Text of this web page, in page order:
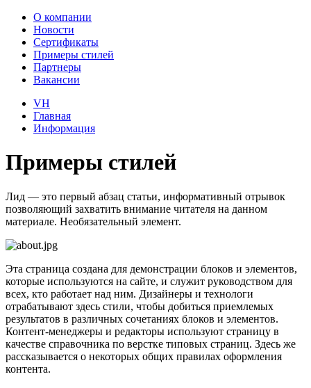
О компании
Новости
Сертификаты
Примеры стилей
Партнеры
Вакансии
VH
Главная
Информация
Примеры стилей
Лид — это первый абзац статьи, информативный отрывок
позволяющий захватить внимание читателя на данном
материале. Необязательный элемент.
Эта страница создана для демонстрации блоков и элементов,
которые используются на сайте, и служит руководством для
всех, кто работает над ним. Дизайнеры и технологи
отрабатывают здесь стили, чтобы добиться приемлемых
результатов в различных сочетаниях блоков и элементов.
Контент-менеджеры и редакторы используют страницу в
качестве справочника по верстке типовых страниц. Здесь же
рассказывается о некоторых общих правилах оформления
контента.